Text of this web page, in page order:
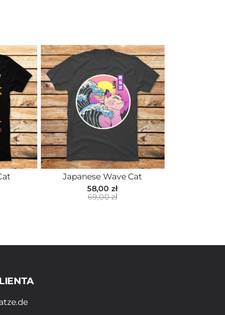
Japanese Wave Cat
58,00 zł
69,00 zł